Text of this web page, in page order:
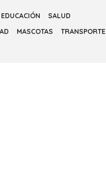
EDUCACIÓN
SALUD
MASCOTAS
TRANSPORTE